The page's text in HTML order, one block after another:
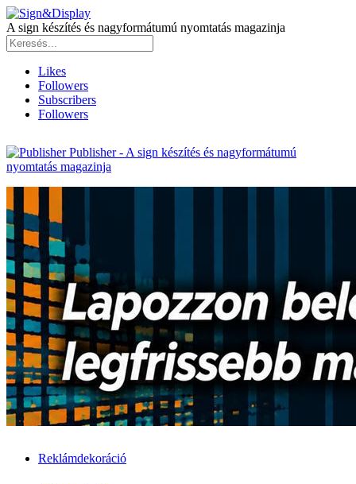
A sign készítés és nagyformátumú nyomtatás magazinja
Likes
Followers
Subscribers
Followers
Publisher - A sign készítés és nagyformátumú
nyomtatás magazinja
Reklámdekoráció